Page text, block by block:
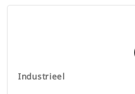
Industrieel